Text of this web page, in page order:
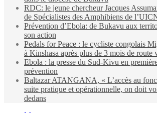
RDC: le jeune chercheur Jacques
de Spécialistes des Amphibiens de
Prévention d’Ebola: de Bukavu aux
son action
Pedals for Peace : le cycliste congolais
à Kinshasa après plus de 3 mois de route
Ebola : la presse du Sud-Kivu en
prévention
Baltazar ATANGANA, « L’accès au
suite pratique et opérationnelle, on doit
dedans